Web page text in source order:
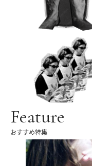
Feature
おすすめ特集